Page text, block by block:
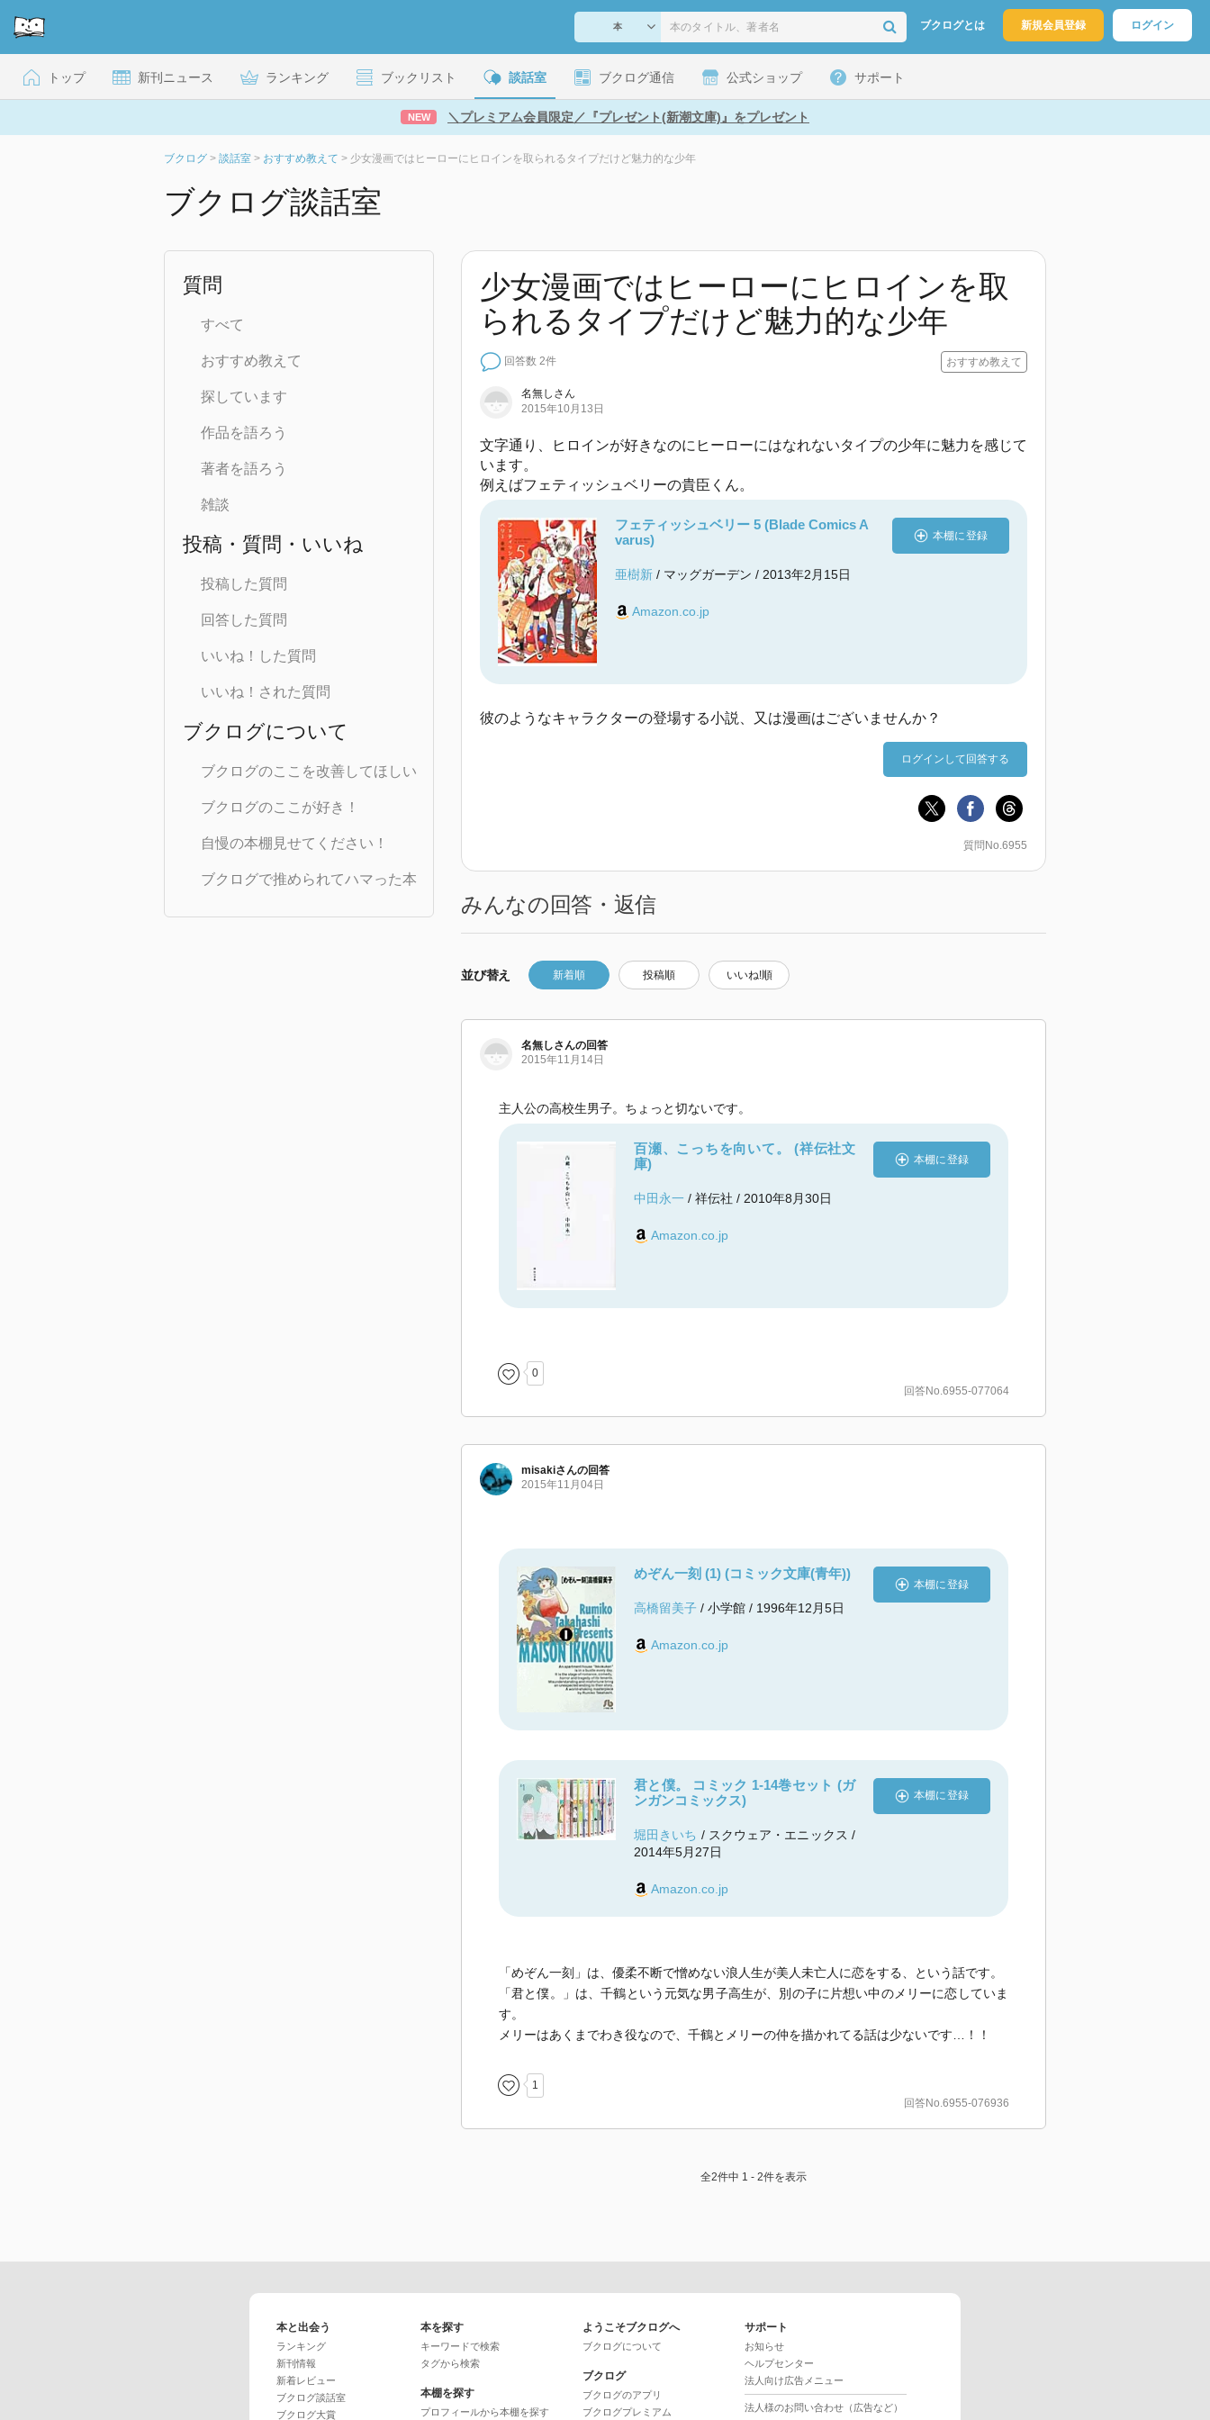
ブクログとは 新規会員登録 ログイン
トップ 新刊ニュース ランキング ブックリスト 談話室 ブクログ通信 公式ショップ サポート
NEW ＼プレミアム会員限定／『プレゼント(新潮文庫)』をプレゼント
ブクログ > 談話室 > おすすめ教えて > 少女漫画ではヒーローにヒロインを取られるタイプだけど魅力的な少年
ブクログ談話室
質問
すべて
おすすめ教えて
探しています
作品を語ろう
著者を語ろう
雑談
投稿・質問・いいね
投稿した質問
回答した質問
いいね！した質問
いいね！された質問
ブクログについて
ブクログのここを改善してほしい
ブクログのここが好き！
自慢の本棚見せてください！
ブクログで推められてハマった本
少女漫画ではヒーローにヒロインを取
られるタイプだけど魅力的な少年
回答数 2件 おすすめ教えて
名無しさん
2015年10月13日
文字通り、ヒロインが好きなのにヒーローにはなれないタイプの少年に魅力を感じて
います。
例えばフェティッシュベリーの貴臣くん。
フェティッシュベリー 5 (Blade Comics A
varus)
亜樹新 / マッグガーデン / 2013年2月15日
Amazon.co.jp
本棚に登録
彼のようなキャラクターの登場する小説、又は漫画はございませんか？
ログインして回答する
質問No.6955
みんなの回答・返信
並び替え 新着順 投稿順 いいね!順
名無しさんの回答
2015年11月14日
主人公の高校生男子。ちょっと切ないです。
百瀬、こっちを向いて。 (祥伝社文
庫)
中田永一 / 祥伝社 / 2010年8月30日
Amazon.co.jp
本棚に登録
0
回答No.6955-077064
misakiさんの回答
2015年11月04日
めぞん一刻 (1) (コミック文庫(青年))
高橋留美子 / 小学館 / 1996年12月5日
Amazon.co.jp
本棚に登録
君と僕。 コミック 1-14巻セット (ガ
ンガンコミックス)
堀田きいち / スクウェア・エニックス /
2014年5月27日
Amazon.co.jp
本棚に登録
「めぞん一刻」は、優柔不断で憎めない浪人生が美人未亡人に恋をする、という話です。
「君と僕。」は、千鶴という元気な男子高生が、別の子に片想い中のメリーに恋していま
す。
メリーはあくまでわき役なので、千鶴とメリーの仲を描かれてる話は少ないです…！！
1
回答No.6955-076936
全2件中 1 - 2件を表示
本と出会う
ランキング
新刊情報
新着レビュー
ブクログ談話室
ブクログ大賞
本を探す
キーワードで検索
タグから検索
本棚を探す
プロフィールから本棚を探す
ようこそブクログへ
ブクログについて
ブクログ
ブクログのアプリ
ブクログプレミアム
サポート
お知らせ
ヘルプセンター
法人向け広告メニュー
法人様のお問い合わせ（広告など）